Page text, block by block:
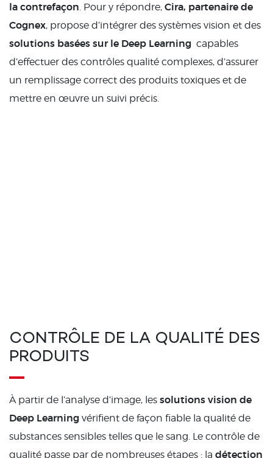
la contrefaçon. Pour y répondre, Cira, partenaire de
Cognex, propose d’intégrer des systèmes vision et des
solutions basées sur le Deep Learning capables
d’effectuer des contrôles qualité complexes, d’assurer
un remplissage correct des produits toxiques et de
mettre en œuvre un suivi précis.
CONTRÔLE DE LA QUALITÉ DES
PRODUITS
À partir de l’analyse d’image, les solutions vision de
Deep Learning vérifient de façon fiable la qualité de
substances sensibles telles que le sang. Le contrôle de
qualité passe par de nombreuses étapes : la détection